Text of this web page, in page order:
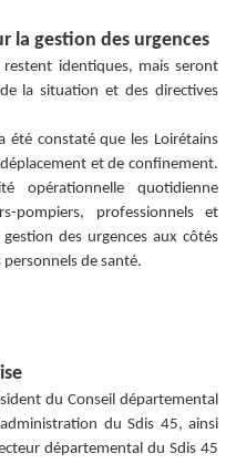
la gestion des urgences
restent identiques, mais seront
la situation et des directives
été constaté que les Loirétains
et de confinement.
opérationnelle quotidienne
pompiers, professionnels et
des urgences aux côtés
personnels de santé.
du Conseil départemental
du Sdis 45, ainsi
départemental du Sdis 45